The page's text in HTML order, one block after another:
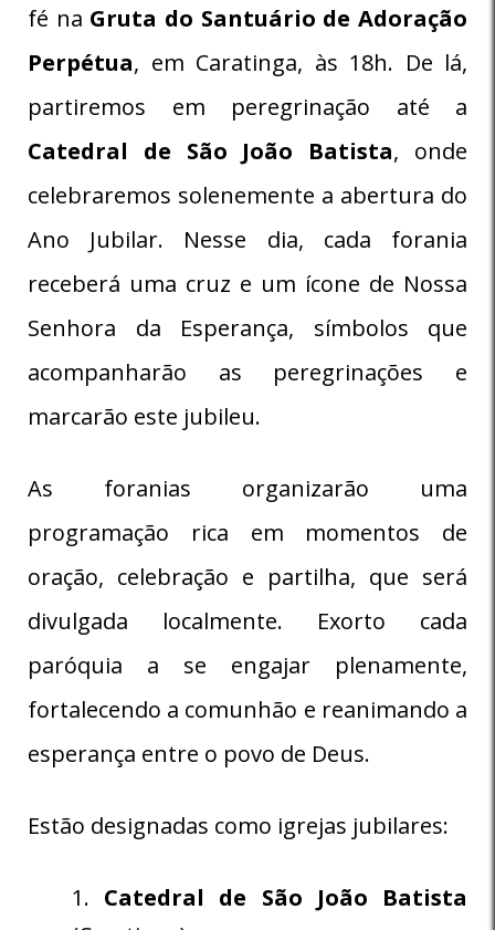
fé na Gruta do Santuário de Adoração
Perpétua, em Caratinga, às 18h. De lá,
partiremos em peregrinação até a
Catedral de São João Batista, onde
celebraremos solenemente a abertura do
Ano Jubilar. Nesse dia, cada forania
receberá uma cruz e um ícone de Nossa
Senhora da Esperança, símbolos que
acompanharão as peregrinações e
marcarão este jubileu.
As foranias organizarão uma
programação rica em momentos de
oração, celebração e partilha, que será
divulgada localmente. Exorto cada
paróquia a se engajar plenamente,
fortalecendo a comunhão e reanimando a
esperança entre o povo de Deus.
Estão designadas como igrejas jubilares:
Catedral de São João Batista